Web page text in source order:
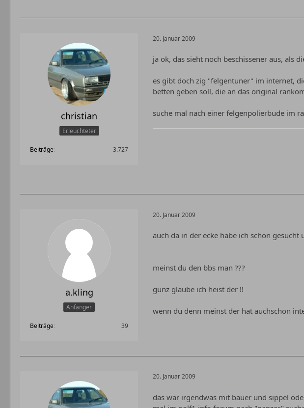
christian
Erleuchteter
Beiträge 3.727
20. Januar 2009
ja ok, das sieht noch beschissener aus, als
es gibt doch zig "felgentuner" im internet,
betten geben soll, die an das original
suche mal nach einer felgenpolierbude im
a.kling
Anfänger
Beiträge 39
20. Januar 2009
auch da in der ecke habe ich schon gesucht
meinst du den bbs man ???
gunz glaube ich heist der !!
wenn du denn meinst der hat auchschon
20. Januar 2009
das war irgendwas mit bauer und sippel